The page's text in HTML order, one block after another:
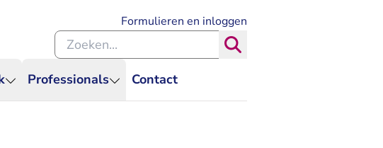
Professionals Contact
Formulieren en inloggen
Zoeken binnen de Rechtspraak